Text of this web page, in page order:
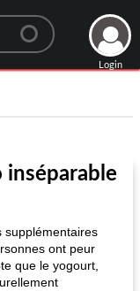
Login
inséparable
supplémentaires
ont peur
que le yogourt,